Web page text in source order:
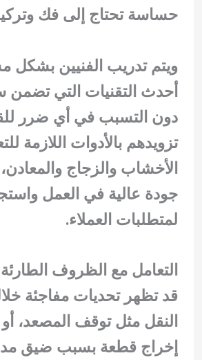
حساسة تحتاج إلى فك
ويتم تدريب الفنيين بشكل
أحدث التقنيات التي تضمن
دون التسبب في أي ضرر
تزويدهم بالأدوات اللازمة
الأخشاب والزجاج
جودة عالية في العمل
لمتطلبات العملاء.
التعامل مع الظروف الطارئة
قد تظهر تحديات مفاجئة
النقل مثل توقف المصعد،
إخراج قطعة بسبب ضيق